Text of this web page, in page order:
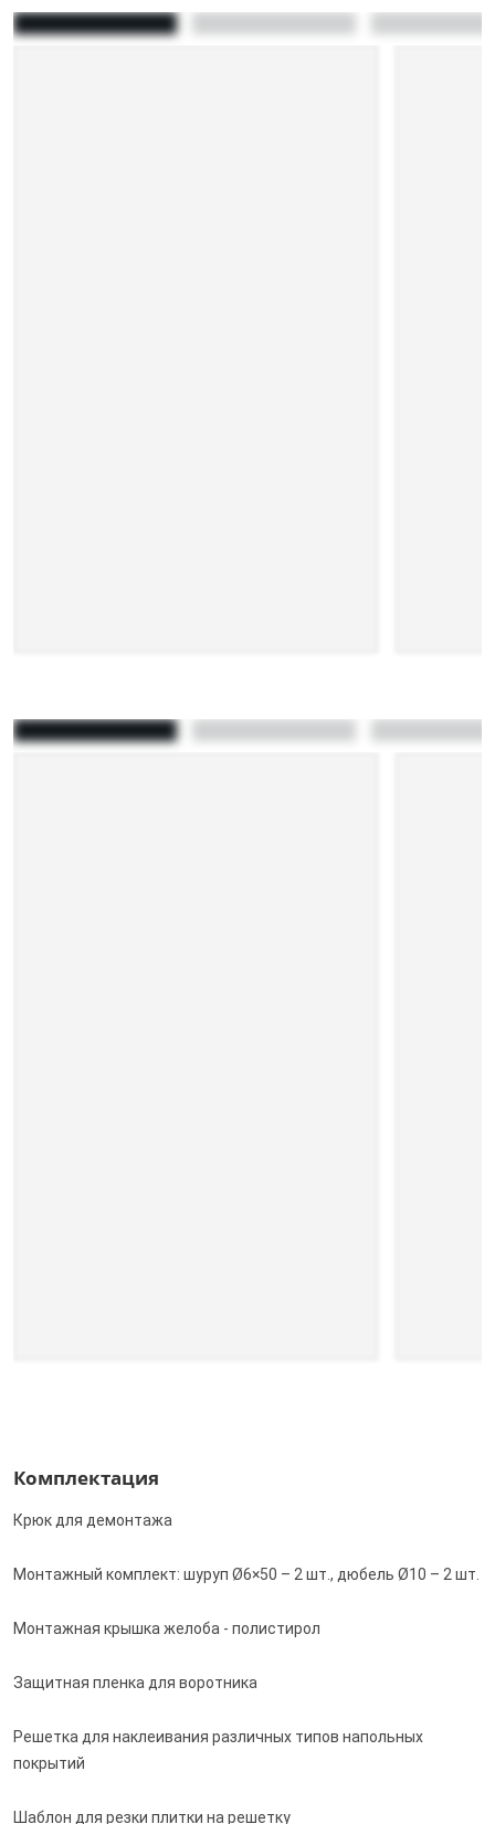
Комплектация
Крюк для демонтажа
Монтажный комплект: шуруп Ø6×50 – 2 шт., дюбель Ø10 – 2 шт.
Монтажная крышка желоба - полистирол
Защитная пленка для воротника
Решетка для наклеивания различных типов напольных
покрытий
Шаблон для резки плитки на решетку